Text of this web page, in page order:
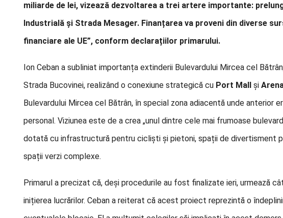
miliarde de lei, vizează dezvoltarea a trei artere importante:
Industrială și Strada Mesager. Finanțarea va proveni din diverse
financiare ale UE”, conform declarațiilor primarului.
Ion Ceban a subliniat importanța extinderii Bulevardului Mircea cel
Strada Bucovinei, realizând o conexiune strategică cu Port Mall și
Bulevardului Mircea cel Bătrân, în special zona adiacentă unde anterior
personal. Viziunea este de a crea „unul dintre cele mai frumoase
dotată cu infrastructură pentru cicliști și pietoni, spații de divertisment
spații verzi complexe.
Primarul a precizat că, deși procedurile au fost finalizate ieri, urmează
inițierea lucrărilor. Ceban a reiterat că acest proiect reprezintă o